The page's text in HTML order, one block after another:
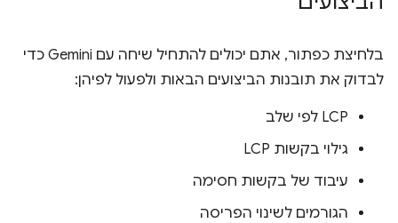
בלחיצת כפתור, אתם יכולים להתחיל שיחה עם Gemini כדי
לבדוק את תובנות הביצועים הבאות ולפעול לפיהן:
‫LCP לפי שלב
גילוי בקשות LCP
עיבוד של בקשות חסימה
הגורמים לשינוי הפריסה